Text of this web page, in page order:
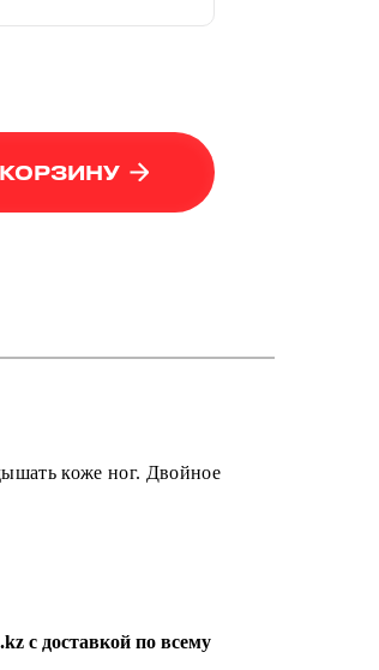
коже ног. Двойное
с доставкой по всему